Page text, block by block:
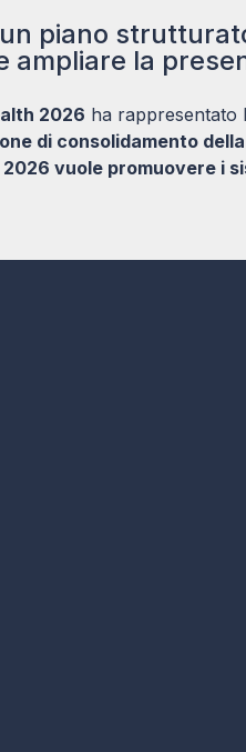
piano
ampliare la
2026 ha rappresentato
di consolidamento
vuole promuovere i